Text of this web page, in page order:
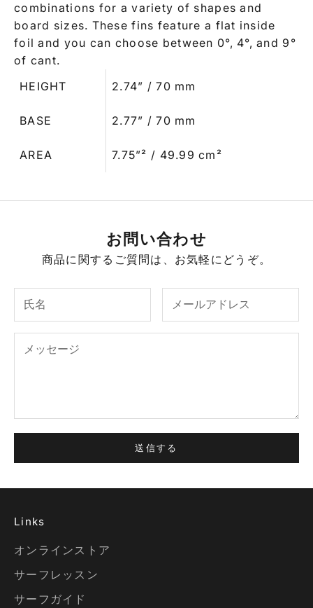
combinations for a variety of shapes and
board sizes. These fins feature a flat inside
foil and you can choose between 0°, 4°, and 9°
of cant.
HEIGHT
2.74” / 70 mm
BASE 2.77” / 70 mm
AREA 7.75”² / 49.99 cm²
お問い合わせ
商品に関するご質問は、お気軽にどうぞ。
送信する
Links
オンラインストア
サーフレッスン
サーフガイド